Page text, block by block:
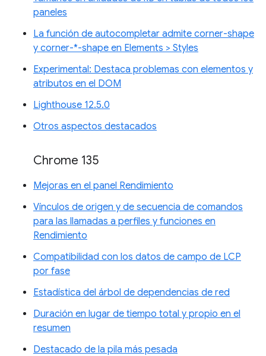
paneles
La función de autocompletar admite corner-shape
y corner-*-shape en Elements > Styles
Experimental: Destaca problemas con elementos y
atributos en el DOM
Lighthouse 12.5.0
Otros aspectos destacados
Chrome 135
Mejoras en el panel Rendimiento
Vínculos de origen y de secuencia de comandos
para las llamadas a perfiles y funciones en
Rendimiento
Compatibilidad con los datos de campo de LCP
por fase
Estadística del árbol de dependencias de red
Duración en lugar de tiempo total y propio en el
resumen
Destacado de la pila más pesada